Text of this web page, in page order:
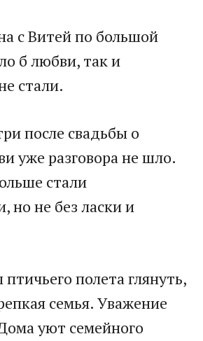
с Витей по большой
б любви, так и
стали.
после свадьбы о
уже разговора не шло.
стали
но не без ласки и
полета глянуть,
семья. Уважение
уют семейного